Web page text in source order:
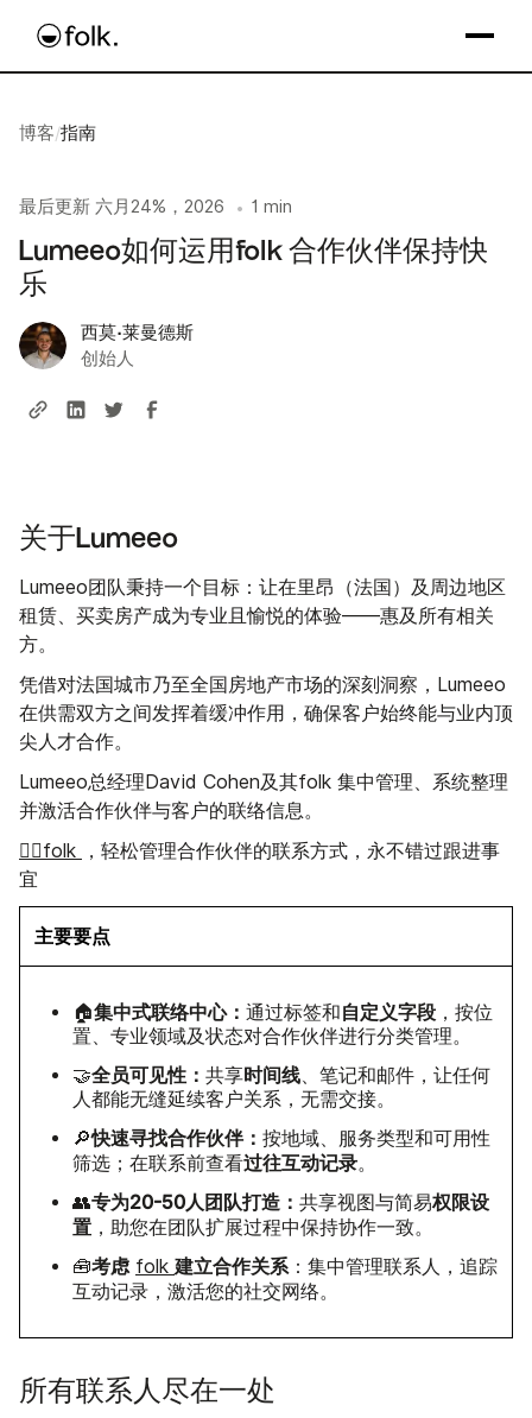
博客/指南
最后更新 六月24%，2026 • 1 min
Lumeeo如何运用folk 合作伙伴保持快
乐
西莫·莱曼德斯
创始人
关于Lumeeo
Lumeeo团队秉持一个目标：让在里昂（法国）及周边地区
租赁、买卖房产成为专业且愉悦的体验——惠及所有相关
方。
凭借对法国城市乃至全国房地产市场的深刻洞察，Lumeeo
在供需双方之间发挥着缓冲作用，确保客户始终能与业内顶
尖人才合作。
Lumeeo总经理David Cohen及其folk 集中管理、系统整理
并激活合作伙伴与客户的联络信息。
👉🏼folk
，轻松管理合作伙伴的联系方式，永不错过跟进事
宜
主要要点
🏠集中式联络中心： 通过标签和自定义字段 ，按位
置、专业领域及状态对合作伙伴进行分类管理。
🤝全员可见性： 共享时间线 、笔记和邮件，让任何
人都能无缝延续客户关系，无需交接。
🔎快速寻找合作伙伴： 按地域、服务类型和可用性
筛选；在联系前查看过往互动记录。
👥专为20-50人团队打造： 共享视图与简易权限设
置 ，助您在团队扩展过程中保持协作一致。
🧰考虑 folk 建立合作关系 ：集中管理联系人，追踪
互动记录，激活您的社交网络。
所有联系人尽在一处